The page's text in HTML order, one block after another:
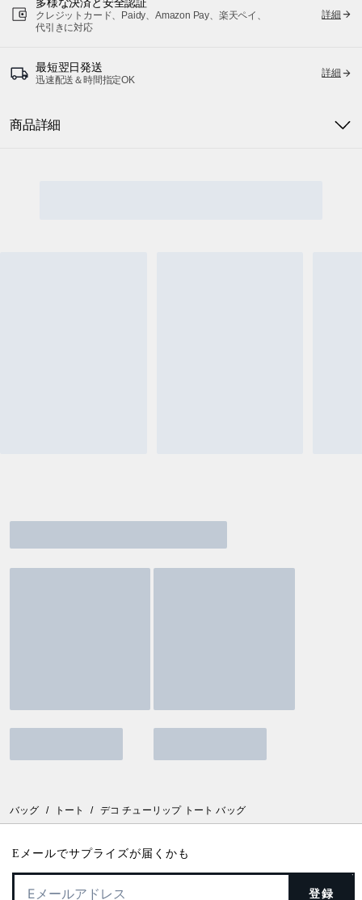
クレジットカード、Paidy、Amazon Pay、楽天ペイ、
代引きに対応
詳細
最短翌日発送
迅速配送＆時間指定OK
詳細
商品詳細
バッグ / トート / デコ チューリップ トート バッグ
Eメールでサプライズが届くかも
登録